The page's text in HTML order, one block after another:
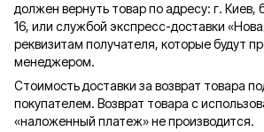
должен вернуть товар по адресу: г. Киев,
16, или службой экспресс-доставки
реквизитам получателя, которые будут
менеджером.
Стоимость доставки за возврат товара
покупателем. Возврат товара с
«наложенный платеж» не производится.